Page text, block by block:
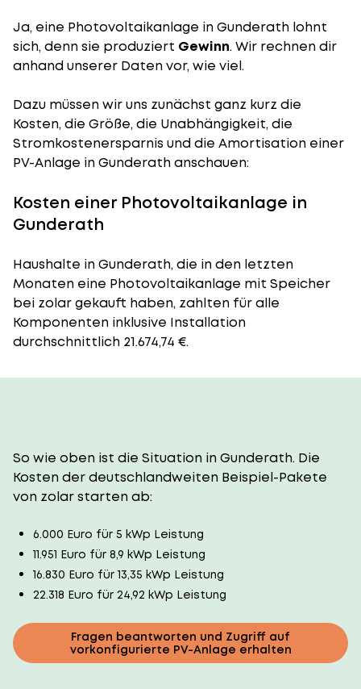
Ja, eine Photovoltaikanlage in Gunderath lohnt
sich, denn sie produziert Gewinn. Wir rechnen dir
anhand unserer Daten vor, wie viel.
Dazu müssen wir uns zunächst ganz kurz die
Kosten, die Größe, die Unabhängigkeit, die
Stromkostenersparnis und die Amortisation einer
PV-Anlage in Gunderath anschauen:
Kosten einer Photovoltaikanlage in
Gunderath
Haushalte in Gunderath, die in den letzten
Monaten eine Photovoltaikanlage mit Speicher
bei zolar gekauft haben, zahlten für alle
Komponenten inklusive Installation
durchschnittlich 21.674,74 €.
So wie oben ist die Situation in Gunderath. Die
Kosten der deutschlandweiten Beispiel-Pakete
von zolar starten ab:
6.000 Euro für 5 kWp Leistung
11.951 Euro für 8,9 kWp Leistung
16.830 Euro für 13,35 kWp Leistung
22.318 Euro für 24,92 kWp Leistung
Fragen beantworten und Zugriff auf
vorkonfigurierte PV-Anlage erhalten